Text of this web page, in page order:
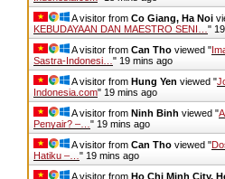
A visitor from Co Giang, Ha Noi
KEBUDAYAAN DAN MAESTRO SENI… "
A visitor from Can Tho viewed "
Sastra-Indonesi… " 19 mins ago
A visitor from Hung Yen viewed "
Indonesia.com" 19 mins ago
A visitor from Ninh Binh viewed "
Penyair? –… " 19 mins ago
A visitor from Can Tho viewed "
Hatiku –… " 19 mins ago
A visitor from Ho Chi Minh City,